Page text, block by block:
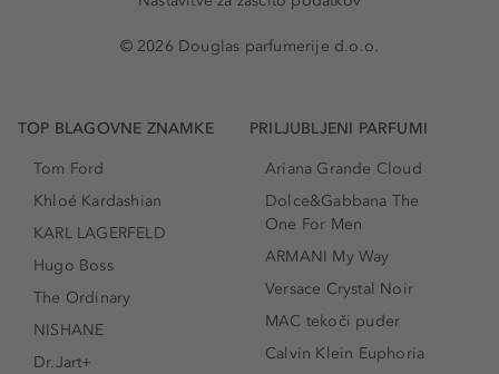
© 2026 Douglas parfumerije d.o.o.
TOP BLAGOVNE ZNAMKE
Tom Ford
Khloé Kardashian
KARL LAGERFELD
Hugo Boss
The Ordinary
NISHANE
Dr.Jart+
PRILJUBLJENI PARFUMI
Ariana Grande Cloud
Dolce&Gabbana The
One For Men
ARMANI My Way
Versace Crystal Noir
MAC tekoči puder
Calvin Klein Euphoria